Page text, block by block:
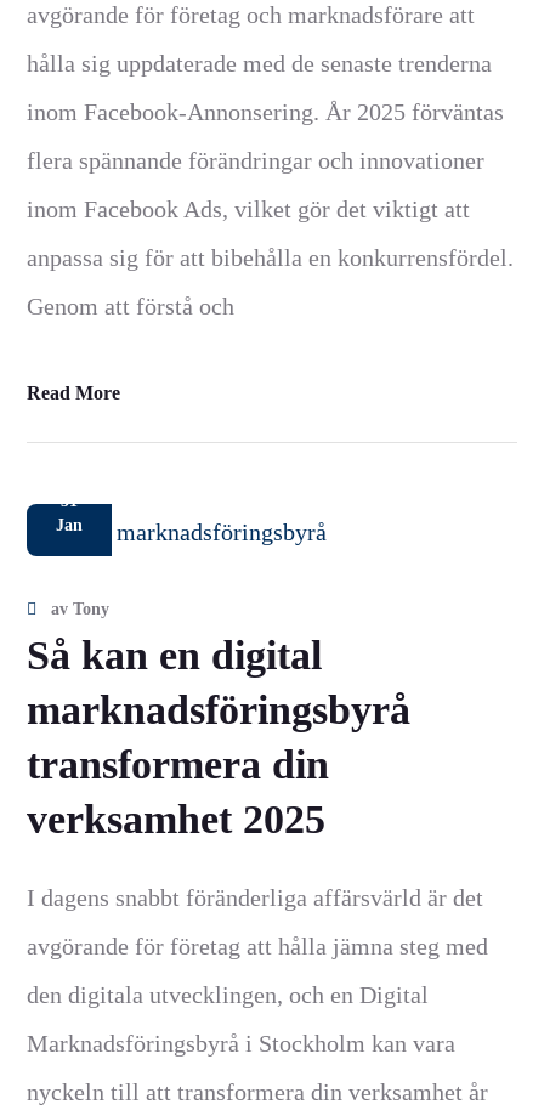
avgörande för företag och marknadsförare att
hålla sig uppdaterade med de senaste trenderna
inom Facebook-Annonsering. År 2025 förväntas
flera spännande förändringar och innovationer
inom Facebook Ads, vilket gör det viktigt att
anpassa sig för att bibehålla en konkurrensfördel.
Genom att förstå och
Read More
31
Jan
avTony
Så kan en digital
marknadsföringsbyrå
transformera din
verksamhet 2025
I dagens snabbt föränderliga affärsvärld är det
avgörande för företag att hålla jämna steg med
den digitala utvecklingen, och en Digital
Marknadsföringsbyrå i Stockholm kan vara
nyckeln till att transformera din verksamhet år